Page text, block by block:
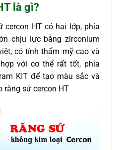
là gì?
cercon HT có hai lớp, phía
chịu lực bằng zirconium
có tính thẩm mỹ cao và
với cơ thể rất tốt, phía
KIT để tạo màu sắc và
răng sứ cercon HT